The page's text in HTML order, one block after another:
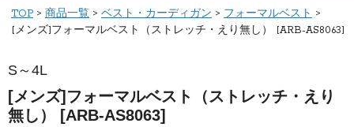
TOP 商品一覧 ベスト・カーディガン
フォーマルベスト
[メンズ]フォーマルベスト（ストレッチ・えり無し） [ARB-AS8063]
S～4L
[メンズ]フォーマルベスト（ストレッチ・えり
無し） [ARB-AS8063]